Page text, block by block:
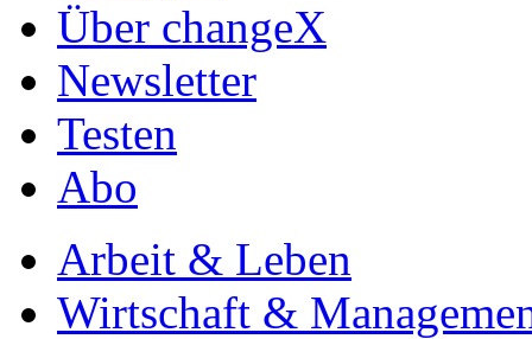
Über changeX
Newsletter
Testen
Abo
Arbeit & Leben
Wirtschaft &